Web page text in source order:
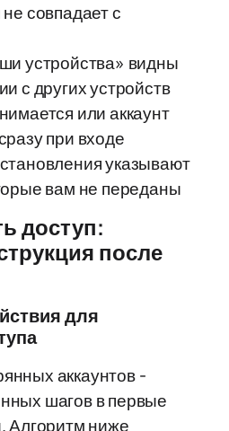
совпадает с
устройства» видны
с других устройств
или аккаунт
при входе
указывают
вам не переданы
доступ:
после
для
аккаунтов -
шагов в первые
Алгоритм ниже